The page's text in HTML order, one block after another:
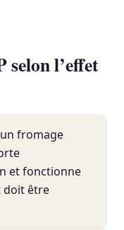
selon l’effet
un fromage
et fonctionne
doit être